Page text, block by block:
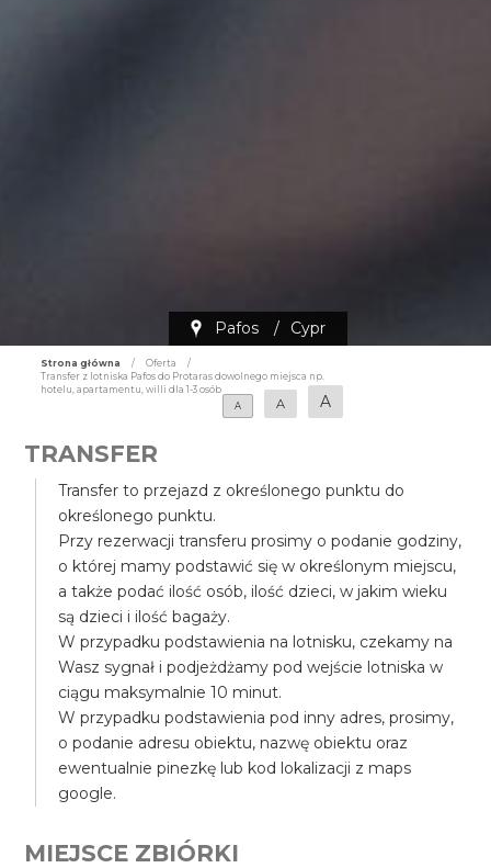
Pafos / Cypr
Strona główna / Oferta
/
Transfer z lotniska Pafos do Protaras dowolnego miejsca np.
hotelu, apartamentu, willi dla 1-3 osób
A
A A
TRANSFER
Transfer to przejazd z określonego punktu do
określonego punktu.
Przy rezerwacji transferu prosimy o podanie godziny,
o której mamy podstawić się w określonym miejscu,
a także podać ilość osób, ilość dzieci, w jakim wieku
są dzieci i ilość bagaży.
W przypadku podstawienia na lotnisku, czekamy na
Wasz sygnał i podjeżdżamy pod wejście lotniska w
ciągu maksymalnie 10 minut.
W przypadku podstawienia pod inny adres, prosimy,
o podanie adresu obiektu, nazwę obiektu oraz
ewentualnie pinezkę lub kod lokalizacji z maps
google.
MIEJSCE ZBIÓRKI